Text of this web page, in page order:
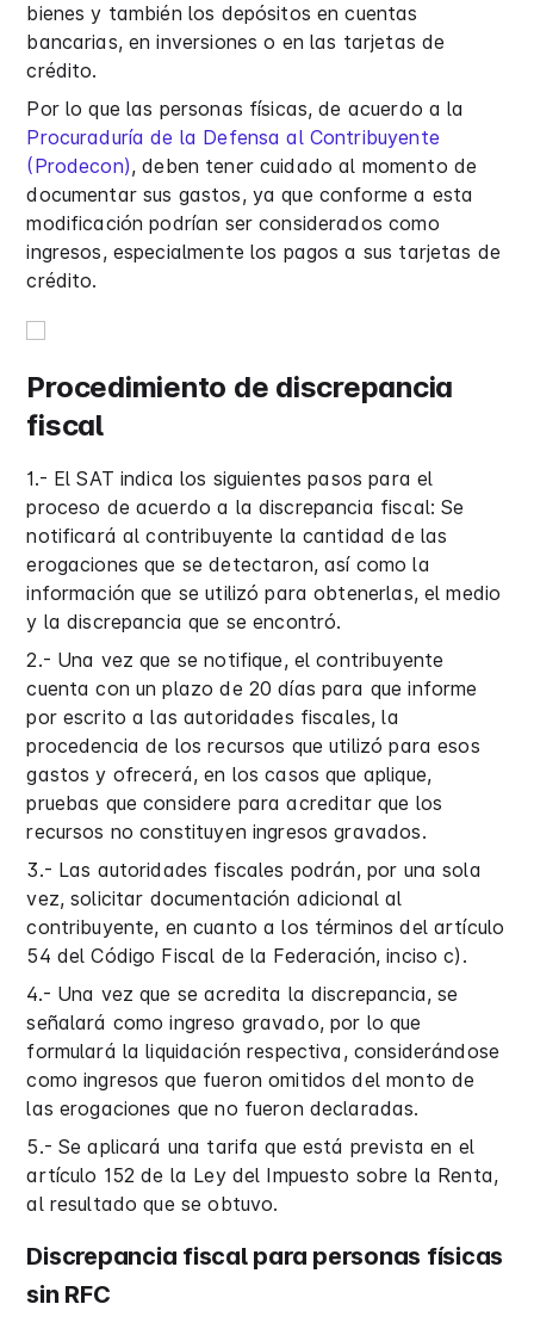
bienes y también los depósitos en cuentas
bancarias, en inversiones o en las tarjetas de
crédito.
Por lo que las personas físicas, de acuerdo a la
Procuraduría de la Defensa al Contribuyente
(Prodecon), deben tener cuidado al momento de
documentar sus gastos, ya que conforme a esta
modificación podrían ser considerados como
ingresos, especialmente los pagos a sus tarjetas de
crédito.
Procedimiento de discrepancia
fiscal
1.- El SAT indica los siguientes pasos para el
proceso de acuerdo a la discrepancia fiscal: Se
notificará al contribuyente la cantidad de las
erogaciones que se detectaron, así como la
información que se utilizó para obtenerlas, el medio
y la discrepancia que se encontró.
2.- Una vez que se notifique, el contribuyente
cuenta con un plazo de 20 días para que informe
por escrito a las autoridades fiscales, la
procedencia de los recursos que utilizó para esos
gastos y ofrecerá, en los casos que aplique,
pruebas que considere para acreditar que los
recursos no constituyen ingresos gravados.
3.- Las autoridades fiscales podrán, por una sola
vez, solicitar documentación adicional al
contribuyente, en cuanto a los términos del artículo
54 del Código Fiscal de la Federación, inciso c).
4.- Una vez que se acredita la discrepancia, se
señalará como ingreso gravado, por lo que
formulará la liquidación respectiva, considerándose
como ingresos que fueron omitidos del monto de
las erogaciones que no fueron declaradas.
5.- Se aplicará una tarifa que está prevista en el
artículo 152 de la Ley del Impuesto sobre la Renta,
al resultado que se obtuvo.
Discrepancia fiscal para personas físicas
sin RFC